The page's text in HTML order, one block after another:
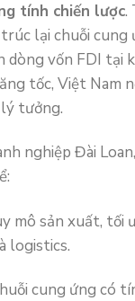
tính chiến lược.
lại chuỗi cung
dòng vốn FDI tại
tốc, Việt Nam
tưởng.
nghiệp Đài
mô sản xuất, tối
logistics.
cung ứng có